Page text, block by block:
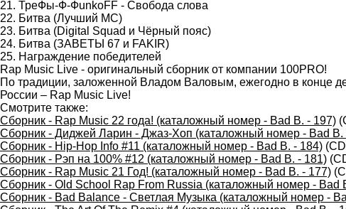
21. ТреФы-Ф-ФunkoFF - Свобода слова
22. Битва (Лучший МС)
23. Битва (Digital Squad и Чёрный пояс)
24. Битва (ЗАВЕТЫ 67 и FAKIR)
25. Награждение победителей
Rap Music Live - оригинальный сборник от компании 100PRO!
По традиции, заложенной Владом Валовым, ежегодно в конце
России – Rap Music Live!
Смотрите также:
Сборник - Rap Music 22 года! (каталожный номер - Bad B. - 197)
Сборник - Диджей Ларин - Джаз-Хоп (каталожный номер - Bad B.
Сборник - Hip-Hop Info #11 (каталожный номер - Bad B. - 184)
Сборник - Рэп на 100% #12 (каталожный номер - Bad B. - 181)
Сборник - Rap Music 21 Год! (каталожный номер - Bad B. - 177)
Сборник - Old School Rap From Russia (каталожный номер - Bad
Сборник - Bad Balance - Светлая Музыка (каталожный номер -